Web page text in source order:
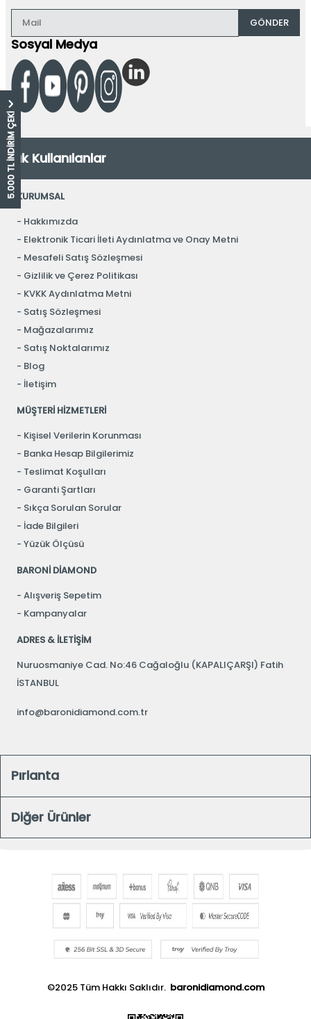
5.000 TL İNDİRİM ÇEKİ
GÖNDER
Sosyal Medya
Sık Kullanılanlar
KURUMSAL
Hakkımızda
Elektronik Ticari İleti Aydınlatma ve Onay Metni
Mesafeli Satış Sözleşmesi
Gizlilik ve Çerez Politikası
KVKK Aydınlatma Metni
Satış Sözleşmesi
Mağazalarımız
Satış Noktalarımız
Blog
İletişim
MÜŞTERİ HİZMETLERİ
Kişisel Verilerin Korunması
Banka Hesap Bilgilerimiz
Teslimat Koşulları
Garanti Şartları
Sıkça Sorulan Sorular
İade Bilgileri
Yüzük Ölçüsü
BARONİ DİAMOND
Alışveriş Sepetim
Kampanyalar
ADRES & İLETİŞİM
Nuruosmaniye Cad. No:46 Cağaloğlu (KAPALIÇARŞI) Fatih
İSTANBUL
info@baronidiamond.com.tr
Pırlanta
Diğer Ürünler
©2025 Tüm Hakkı Saklıdır. baronidiamond.com